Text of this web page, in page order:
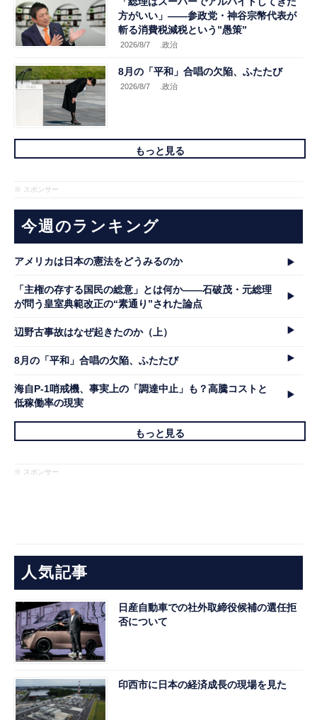
方がいい」――参政党・神谷宗幣代表が
斬る消費税減税という”愚策”
2026/8/7 .政治
8月の「平和」合唱の欠陥、ふたたび
2026/8/7 .政治
もっと見る
※ スポンサー
今週のランキング
アメリカは日本の憲法をどうみるのか
「主権の存する国民の総意」とは何か――石破茂・元総理
が問う皇室典範改正の“素通り”された論点
辺野古事故はなぜ起きたのか（上）
8月の「平和」合唱の欠陥、ふたたび
海自P-1哨戒機、事実上の「調達中止」も？高騰コストと
低稼働率の現実
もっと見る
※ スポンサー
人気記事
日産自動車での社外取締役候補の選任拒
否について
印西市に日本の経済成長の現場を見た